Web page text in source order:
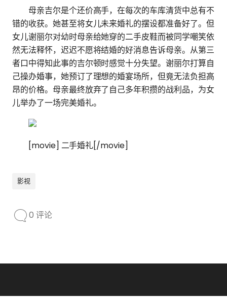
母亲吉尔是个还价高手，在每次的车库清货中总有不
错的收获。她甚至将女儿未来婚礼的摆设都准备好了。但
女儿谢丽尔对幼时母亲给她穿的二手皮鞋而被同学嘲笑依
然无法释怀，迟迟不愿将结婚的好消息告诉母亲。从第三
者口中得知此事的吉尔顿时感觉十分失望。谢丽尔打算自
己操办婚事，她预订了理想的婚宴场所，但竟无法负担高
昂的价格。母亲最终放弃了自己多年积攒的战利品，为女
儿举办了一场完美婚礼。
[movie] 二手婚礼[/movie]
影视
0 评论